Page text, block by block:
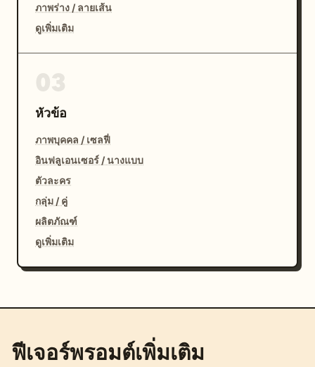
ภาพร่าง / ลายเส้น
ดูเพิ่มเติม
หัวข้อ
ภาพบุคคล / เซลฟี่
อินฟลูเอนเซอร์ / นางแบบ
ตัวละคร
กลุ่ม / คู่
ผลิตภัณฑ์
ดูเพิ่มเติม
ฟีเจอร์พรอมต์เพิ่มเติม